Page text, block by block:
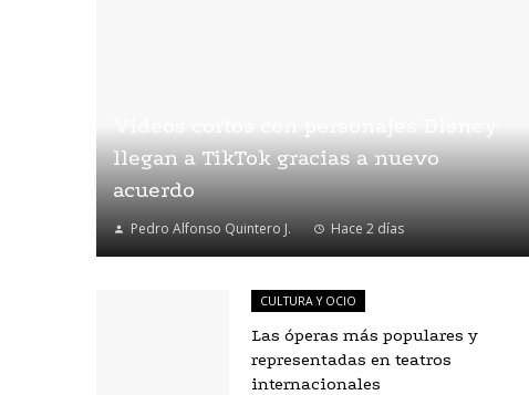
llegan a TikTok gracias a nuevo
acuerdo
Pedro Alfonso Quintero J. Hace 2 días
CULTURA Y OCIO
Las óperas más populares y
representadas en teatros
internacionales